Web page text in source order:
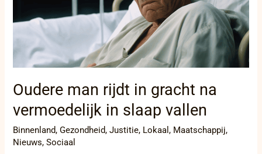
Oudere man rijdt in gracht na
vermoedelijk in slaap vallen
Binnenland,Gezondheid,Justitie, Lokaal, Maatschappij,
Nieuws,Sociaal
vermoedelijk
in
slaap
vallen